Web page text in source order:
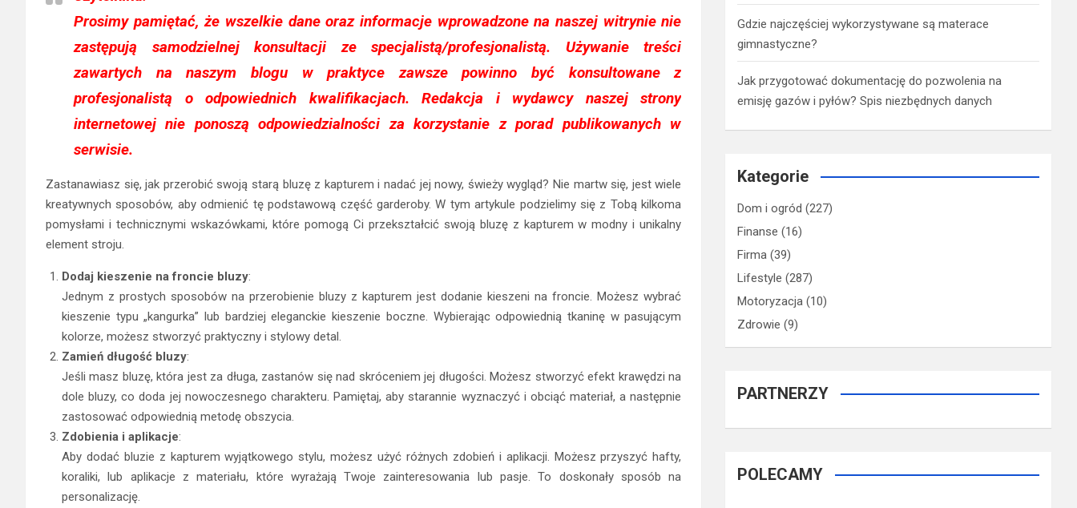
Prosimy pamiętać, że wszelkie dane oraz informacje wprowadzone na naszej witrynie nie
zastępują samodzielnej konsultacji ze specjalistą/profesjonalistą. Używanie treści
zawartych na naszym blogu w praktyce zawsze powinno być konsultowane z
profesjonalistą o odpowiednich kwalifikacjach. Redakcja i wydawcy naszej strony
internetowej nie ponoszą odpowiedzialności za korzystanie z porad publikowanych w
serwisie.
Zastanawiasz się, jak przerobić swoją starą bluzę z kapturem i nadać jej nowy, świeży wygląd? Nie martw się, jest wiele
kreatywnych sposobów, aby odmienić tę podstawową część garderoby. W tym artykule podzielimy się z Tobą kilkoma
pomysłami i technicznymi wskazówkami, które pomogą Ci przekształcić swoją bluzę z kapturem w modny i unikalny
element stroju.
Dodaj kieszenie na froncie bluzy:
Jednym z prostych sposobów na przerobienie bluzy z kapturem jest dodanie kieszeni na froncie. Możesz wybrać
kieszenie typu „kangurka” lub bardziej eleganckie kieszenie boczne. Wybierając odpowiednią tkaninę w pasującym
kolorze, możesz stworzyć praktyczny i stylowy detal.
Zamień długość bluzy:
Jeśli masz bluzę, która jest za długa, zastanów się nad skróceniem jej długości. Możesz stworzyć efekt krawędzi na
dole bluzy, co doda jej nowoczesnego charakteru. Pamiętaj, aby starannie wyznaczyć i obciąć materiał, a następnie
zastosować odpowiednią metodę obszycia.
Zdobienia i aplikacje:
Aby dodać bluzie z kapturem wyjątkowego stylu, możesz użyć różnych zdobień i aplikacji. Możesz przyszyć hafty,
koraliki, lub aplikacje z materiału, które wyrażają Twoje zainteresowania lub pasje. To doskonały sposób na
personalizację.
Gdzie najczęściej wykorzystywane są materace
gimnastyczne?
Jak przygotować dokumentację do pozwolenia na
emisję gazów i pyłów? Spis niezbędnych danych
Kategorie
Dom i ogród (227)
Finanse (16)
Firma (39)
Lifestyle (287)
Motoryzacja (10)
Zdrowie (9)
PARTNERZY
POLECAMY